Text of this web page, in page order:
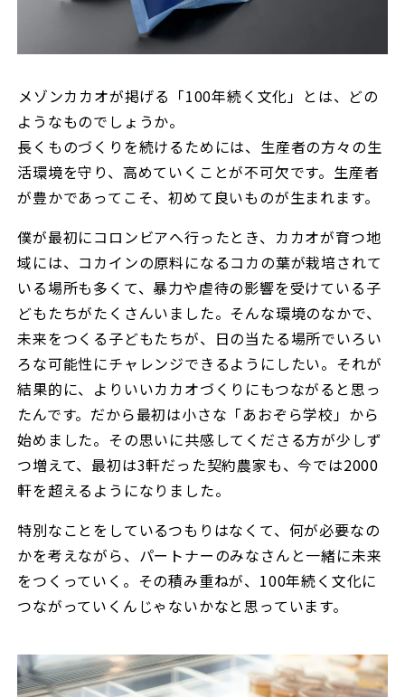
――メゾンカカオが掲げる「100年続く文化」とは、どの
ようなものでしょうか。
長くものづくりを続けるためには、生産者の方々の生
活環境を守り、高めていくことが不可欠です。生産者
が豊かであってこそ、初めて良いものが生まれます。
僕が最初にコロンビアへ行ったとき、カカオが育つ地
域には、コカインの原料になるコカの葉が栽培されて
いる場所も多くて、暴力や虐待の影響を受けている子
どもたちがたくさんいました。そんな環境のなかで、
未来をつくる子どもたちが、日の当たる場所でいろい
ろな可能性にチャレンジできるようにしたい。それが
結果的に、よりいいカカオづくりにもつながると思っ
たんです。だから最初は小さな「あおぞら学校」から
始めました。その思いに共感してくださる方が少しず
つ増えて、最初は3軒だった契約農家も、今では2000
軒を超えるようになりました。
特別なことをしているつもりはなくて、何が必要なの
かを考えながら、パートナーのみなさんと一緒に未来
をつくっていく。その積み重ねが、100年続く文化に
つながっていくんじゃないかなと思っています。